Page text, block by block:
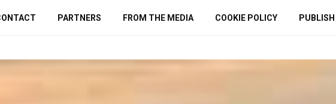
PARTNERS FROM THE MEDIA COOKIE POLICY